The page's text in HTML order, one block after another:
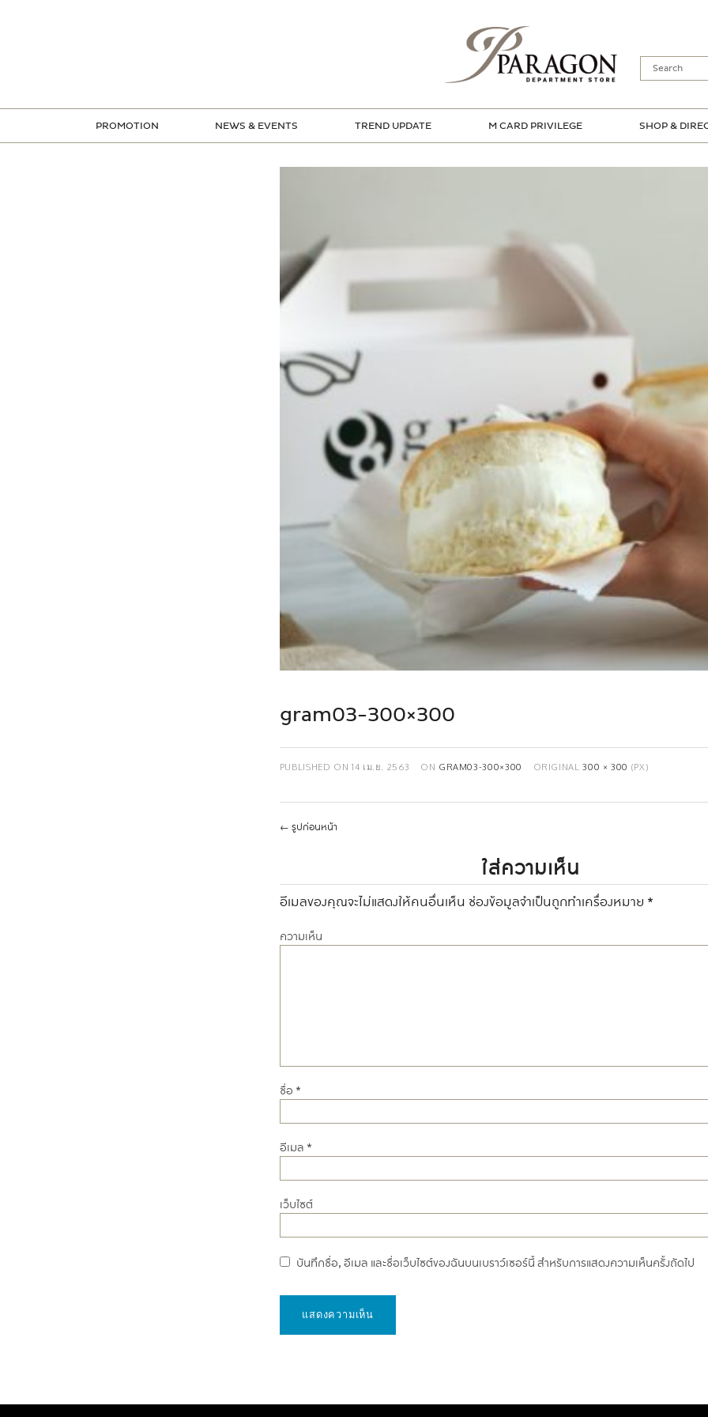
PROMOTION NEWS & EVENTS TREND UPDATE M CARD PRIVILEGE SHOP &
gram03-300×300
PUBLISHED ON 14 เม.ย. 2563 ON GRAM03-300×300 ORIGINAL300 × 300 (PX)
← รูปก่อนหน้า
ใส่ความเห็น
อีเมลของคุณจะไม่แสดงให้คนอื่นเห็น ช่องข้อมูลจำเป็นถูกทำเครื่องหมาย *
ความเห็น
ชื่อ *
อีเมล *
เว็บไซต์
บันทึกชื่อ, อีเมล และชื่อเว็บไซต์ของฉันบนเบราว์เซอร์นี้ สำหรับการแสดงความเห็นครั้งถัดไป